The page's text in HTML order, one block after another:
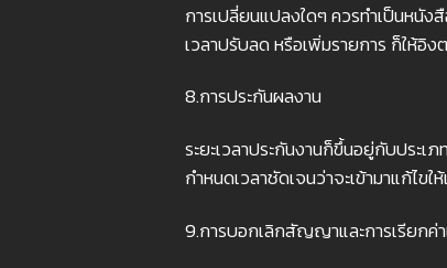
การเปลี่ยนแปลงใดๆ ควรทำเป็นหนัง
เวลาปรับลด หรือเพิ่มรายการ ก็ให้อิง
8.การประกันผลงาน
ระยะเวลาประกันงานก็ขึ้นอยู่กับประเ
กำหนดเวลาชัดเจนว่าจะเข้ามาแก้ไขให้
9.การบอกเลิกสัญญาและการเรียกค่